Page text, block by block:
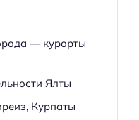
— курорты
Ялты
Курпаты